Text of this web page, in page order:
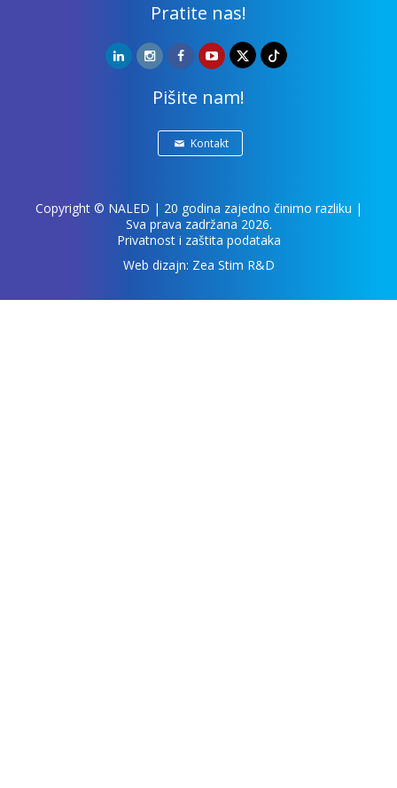
Pratite nas!
Pišite nam!
Kontakt
Copyright © NALED | 20 godina zajedno činimo razliku |
Sva prava zadržana 2026.
Privatnost i zaštita podataka
Web dizajn: Zea Stim R&D